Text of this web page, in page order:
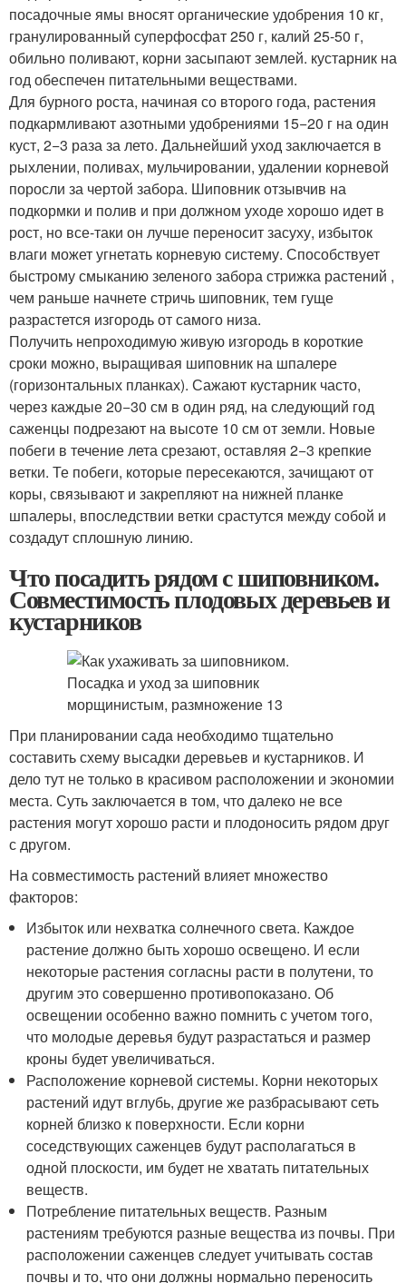
посадочные ямы вносят органические удобрения 10 кг,
гранулированный суперфосфат 250 г, калий 25-50 г,
обильно поливают, корни засыпают землей. кустарник на
год обеспечен питательными веществами.
Для бурного роста, начиная со второго года, растения
подкармливают азотными удобрениями 15−20 г на один
куст, 2−3 раза за лето. Дальнейший уход заключается в
рыхлении, поливах, мульчировании, удалении корневой
поросли за чертой забора. Шиповник отзывчив на
подкормки и полив и при должном уходе хорошо идет в
рост, но все-таки он лучше переносит засуху, избыток
влаги может угнетать корневую систему. Способствует
быстрому смыканию зеленого забора стрижка растений ,
чем раньше начнете стричь шиповник, тем гуще
разрастется изгородь от самого низа.
Получить непроходимую живую изгородь в короткие
сроки можно, выращивая шиповник на шпалере
(горизонтальных планках). Сажают кустарник часто,
через каждые 20−30 см в один ряд, на следующий год
саженцы подрезают на высоте 10 см от земли. Новые
побеги в течение лета срезают, оставляя 2−3 крепкие
ветки. Те побеги, которые пересекаются, зачищают от
коры, связывают и закрепляют на нижней планке
шпалеры, впоследствии ветки срастутся между собой и
создадут сплошную линию.
Что посадить рядом с шиповником.
Совместимость плодовых деревьев и
кустарников
При планировании сада необходимо тщательно
составить схему высадки деревьев и кустарников. И
дело тут не только в красивом расположении и экономии
места. Суть заключается в том, что далеко не все
растения могут хорошо расти и плодоносить рядом друг
с другом.
На совместимость растений влияет множество
факторов:
Избыток или нехватка солнечного света. Каждое
растение должно быть хорошо освещено. И если
некоторые растения согласны расти в полутени, то
другим это совершенно противопоказано. Об
освещении особенно важно помнить с учетом того,
что молодые деревья будут разрастаться и размер
кроны будет увеличиваться.
Расположение корневой системы. Корни некоторых
растений идут вглубь, другие же разбрасывают сеть
корней близко к поверхности. Если корни
соседствующих саженцев будут располагаться в
одной плоскости, им будет не хватать питательных
веществ.
Потребление питательных веществ. Разным
растениям требуются разные вещества из почвы. При
расположении саженцев следует учитывать состав
почвы и то, что они должны нормально переносить